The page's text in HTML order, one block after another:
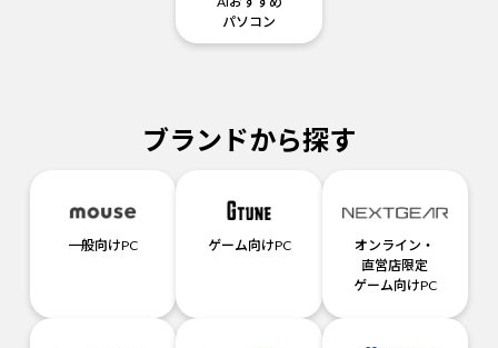
パソコン
ブランドから探す
一般向けPC ゲーム向けPC
オンライン・
直営店限定
ゲーム向けPC